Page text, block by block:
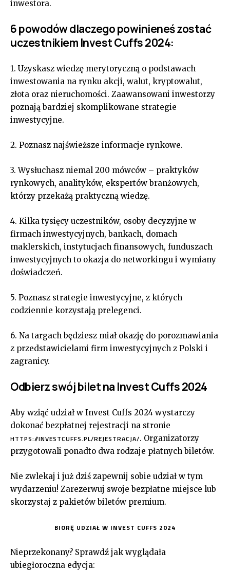
inwestora.
6 powodów dlaczego powinieneś zostać
uczestnikiem Invest Cuffs 2024:
1. Uzyskasz wiedzę merytoryczną o podstawach
inwestowania na rynku akcji, walut, kryptowalut,
złota oraz nieruchomości. Zaawansowani inwestorzy
poznają bardziej skomplikowane strategie
inwestycyjne.
2. Poznasz najświeższe informacje rynkowe.
3. Wysłuchasz niemal 200 mówców – praktyków
rynkowych, analityków, ekspertów branżowych,
którzy przekażą praktyczną wiedzę.
4. Kilka tysięcy uczestników, osoby decyzyjne w
firmach inwestycyjnych, bankach, domach
maklerskich, instytucjach finansowych, funduszach
inwestycyjnych to okazja do networkingu i wymiany
doświadczeń.
5. Poznasz strategie inwestycyjne, z których
codziennie korzystają prelegenci.
6. Na targach będziesz miał okazję do porozmawiania
z przedstawicielami firm inwestycyjnych z Polski i
zagranicy.
Odbierz swój bilet na Invest Cuffs 2024
Aby wziąć udział w Invest Cuffs 2024 wystarczy
dokonać bezpłatnej rejestracji na stronie
HTTPS://INVESTCUFFS.PL/REJESTRACJA/. Organizatorzy
przygotowali ponadto dwa rodzaje płatnych biletów.
Nie zwlekaj i już dziś zapewnij sobie udział w tym
wydarzeniu! Zarezerwuj swoje bezpłatne miejsce lub
skorzystaj z pakietów biletów premium.
BIORĘ UDZIAŁ W INVEST CUFFS 2024
Nieprzekonany? Sprawdź jak wyglądała
ubiegłoroczna edycja: